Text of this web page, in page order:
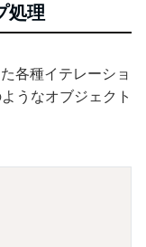
処理
各種イテレーショ
うなオブジェクト